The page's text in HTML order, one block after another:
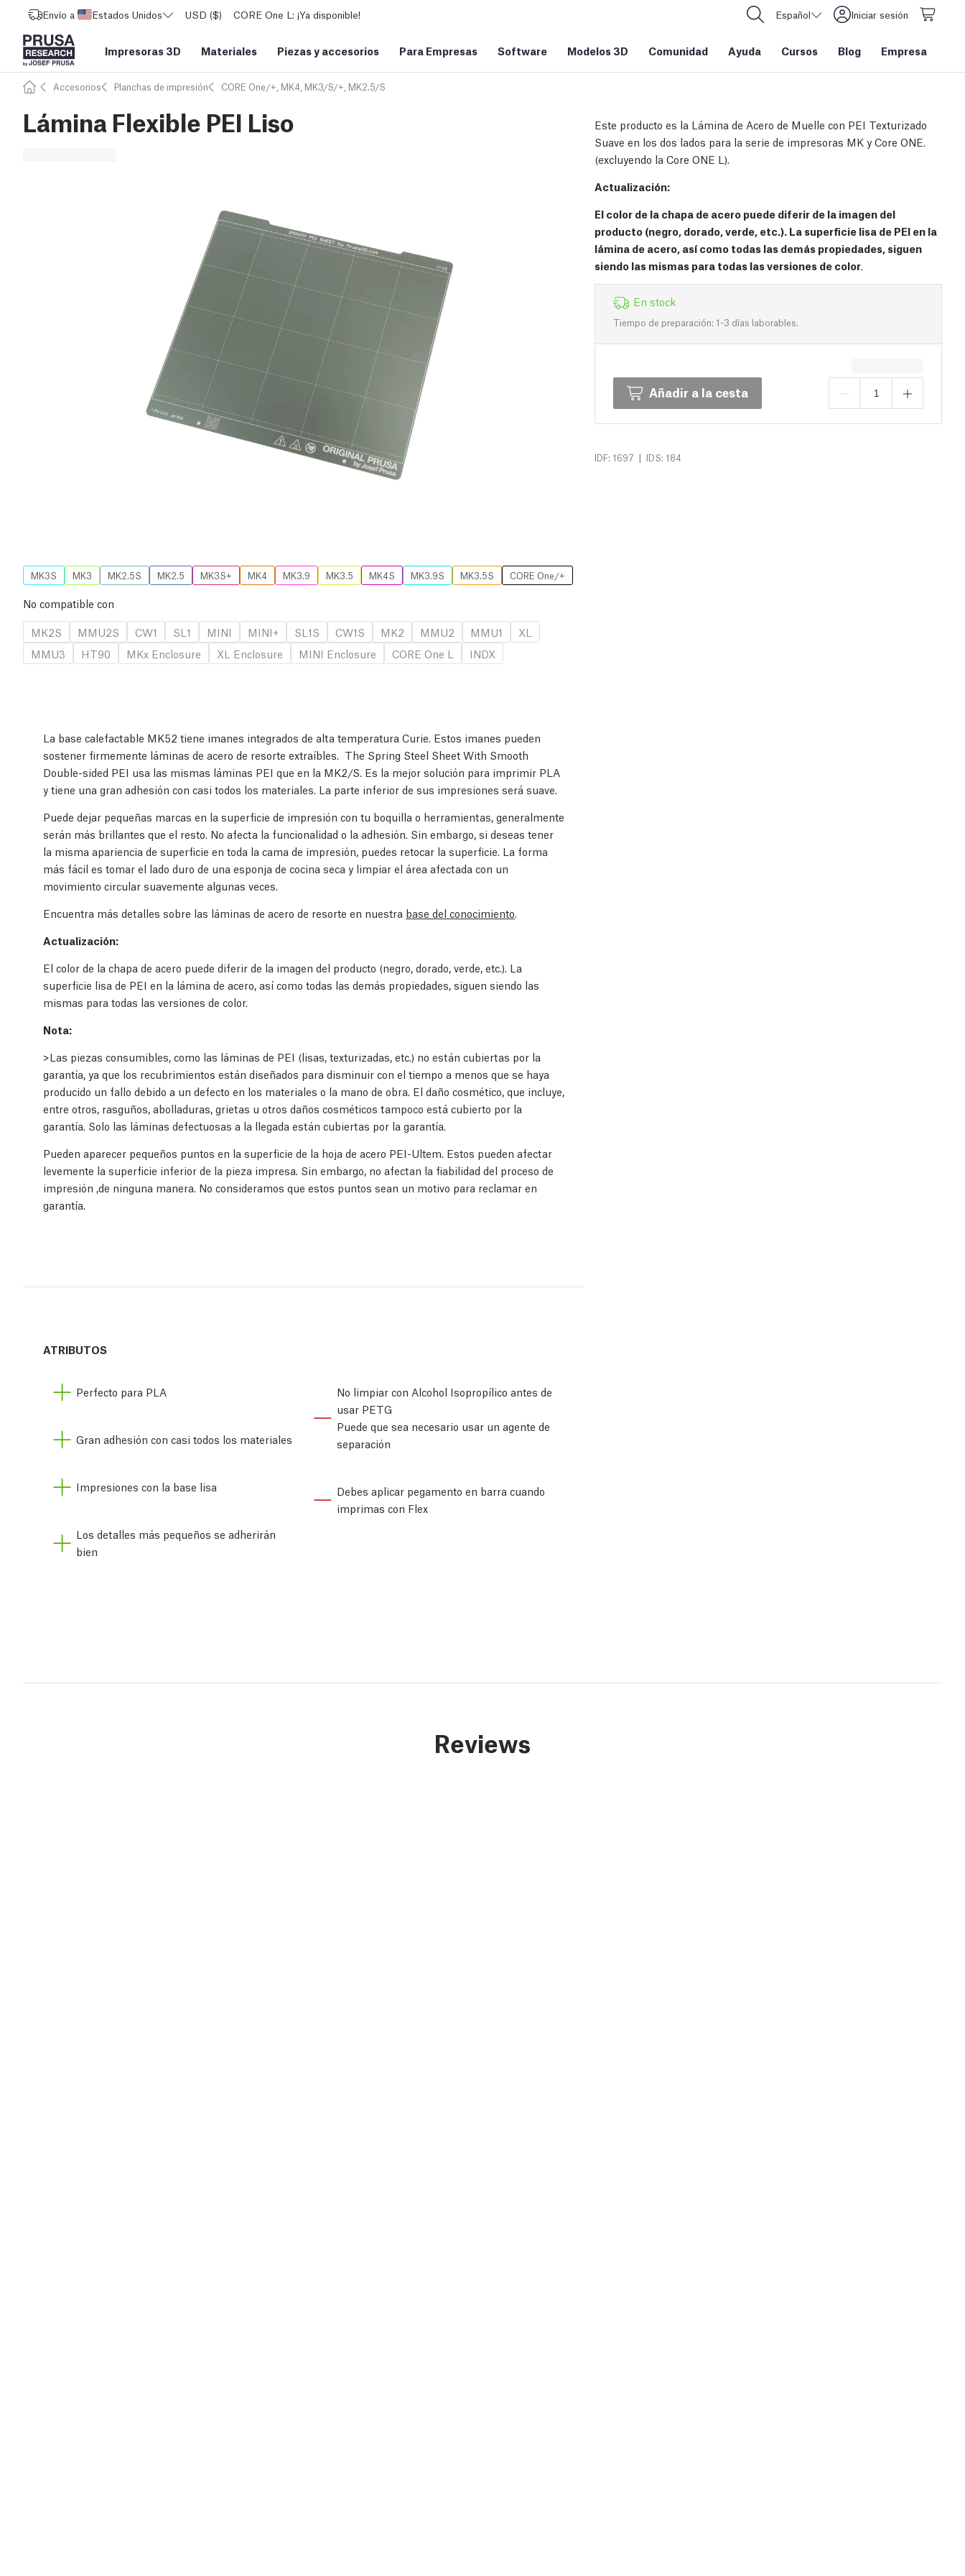
Envío a Estados Unidos USD ($) CORE One L: ¡Ya disponible! Español Iniciar sesión
Impresoras 3D Materiales Piezas y accesorios Para Empresas Software Modelos 3D Comunidad Ayuda Cursos Blog Empresa
Accesorios Planchas de impresión CORE One/+, MK4, MK3/S/+, MK2.5/S
Lámina Flexible PEI Liso
Este producto es la Lámina de Acero de Muelle con PEI Texturizado
Suave en los dos lados para la serie de impresoras MK y Core ONE.
(excluyendo la Core ONE L).
Actualización:
El color de la chapa de acero puede diferir de la imagen del
producto (negro, dorado, verde, etc.). La superficie lisa de PEI en la
lámina de acero, así como todas las demás propiedades, siguen
siendo las mismas para todas las versiones de color.
En stock
Tiempo de preparación: 1-3 días laborables.
Añadir a la cesta
IDF: 1697 | IDS: 184
MK3S MK3 MK2.5S MK2.5 MK3S+ MK4 MK3.9 MK3.5 MK4S MK3.9S MK3.5S CORE One/+
No compatible con
MK2S
MMU2S CW1 SL1 MINI MINI+ SL1S CW1S MK2 MMU2 MMU1
XL
MMU3
HT90 MKx Enclosure XL Enclosure MINI Enclosure CORE One L INDX
La base calefactable MK52 tiene imanes integrados de alta temperatura Curie. Estos imanes pueden
sostener firmemente láminas de acero de resorte extraíbles. The Spring Steel Sheet With Smooth
Double-sided PEI usa las mismas láminas PEI que en la MK2/S. Es la mejor solución para imprimir PLA
y tiene una gran adhesión con casi todos los materiales. La parte inferior de sus impresiones será suave.
Puede dejar pequeñas marcas en la superficie de impresión con tu boquilla o herramientas, generalmente
serán más brillantes que el resto. No afecta la funcionalidad o la adhesión. Sin embargo, si deseas tener
la misma apariencia de superficie en toda la cama de impresión, puedes retocar la superficie. La forma
más fácil es tomar el lado duro de una esponja de cocina seca y limpiar el área afectada con un
movimiento circular suavemente algunas veces.
Encuentra más detalles sobre las láminas de acero de resorte en nuestra base del conocimiento.
Actualización:
El color de la chapa de acero puede diferir de la imagen del producto (negro, dorado, verde, etc.). La
superficie lisa de PEI en la lámina de acero, así como todas las demás propiedades, siguen siendo las
mismas para todas las versiones de color.
Nota:
>Las piezas consumibles, como las láminas de PEI (lisas, texturizadas, etc.) no están cubiertas por la
garantía, ya que los recubrimientos están diseñados para disminuir con el tiempo a menos que se haya
producido un fallo debido a un defecto en los materiales o la mano de obra. El daño cosmético, que incluye,
entre otros, rasguños, abolladuras, grietas u otros daños cosméticos tampoco está cubierto por la
garantía. Solo las láminas defectuosas a la llegada están cubiertas por la garantía.
Pueden aparecer pequeños puntos en la superficie de la hoja de acero PEI-Ultem. Estos pueden afectar
levemente la superficie inferior de la pieza impresa. Sin embargo, no afectan la fiabilidad del proceso de
impresión ,de ninguna manera. No consideramos que estos puntos sean un motivo para reclamar en
garantía.
ATRIBUTOS
Perfecto para PLA
Gran adhesión con casi todos los materiales
Impresiones con la base lisa
Los detalles más pequeños se adherirán
bien
No limpiar con Alcohol Isopropílico antes de
usar PETG
Puede que sea necesario usar un agente de
separación
Debes aplicar pegamento en barra cuando
imprimas con Flex
Reviews